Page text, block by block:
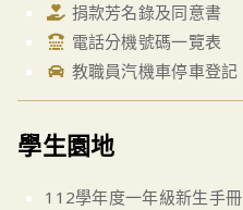
捐款芳名錄及同意書
電話分機號碼一覽表
教職員汽機車停車登記
學生園地
112學年度一年級新生手冊